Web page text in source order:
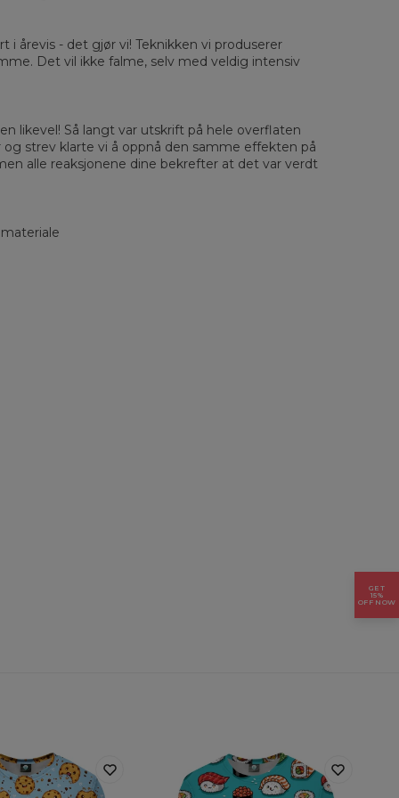
årevis - det gjør vi! Teknikken vi produserer
Det vil ikke falme, selv med veldig intensiv
likevel! Så langt var utskrift på hele overflaten
strev klarte vi å oppnå den samme effekten på
alle reaksjonene dine bekrefter at det var verdt
GET
15%
OFF NOW